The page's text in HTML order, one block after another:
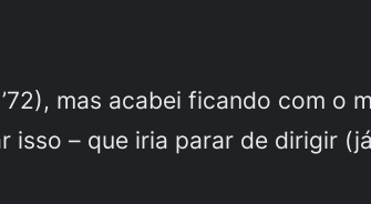
mas acabei ficando com o
isso – que iria parar de dirigir